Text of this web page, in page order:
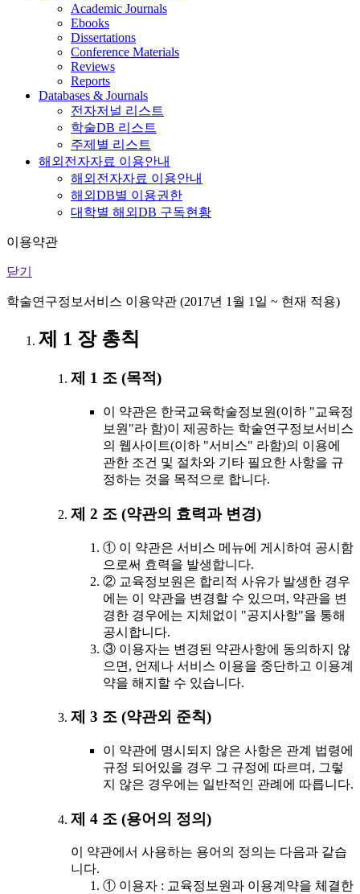
Academic Journals
Ebooks
Dissertations
Conference Materials
Reviews
Reports
Databases & Journals
전자저널 리스트
학술DB 리스트
주제별 리스트
해외전자자료 이용안내
해외전자자료 이용안내
해외DB별 이용권한
대학별 해외DB 구독현황
이용약관
닫기
학술연구정보서비스 이용약관 (2017년 1월 1일 ~ 현재 적용)
제 1 장 총칙
제 1 조 (목적)
이 약관은 한국교육학술정보원(이하 "교육정
보원"라 함)이 제공하는 학술연구정보서비스
의 웹사이트(이하 "서비스" 라함)의 이용에
관한 조건 및 절차와 기타 필요한 사항을 규
정하는 것을 목적으로 합니다.
제 2 조 (약관의 효력과 변경)
① 이 약관은 서비스 메뉴에 게시하여 공시함
으로써 효력을 발생합니다.
② 교육정보원은 합리적 사유가 발생한 경우
에는 이 약관을 변경할 수 있으며, 약관을 변
경한 경우에는 지체없이 "공지사항"을 통해
공시합니다.
③ 이용자는 변경된 약관사항에 동의하지 않
으면, 언제나 서비스 이용을 중단하고 이용계
약을 해지할 수 있습니다.
제 3 조 (약관외 준칙)
이 약관에 명시되지 않은 사항은 관계 법령에
규정 되어있을 경우 그 규정에 따르며, 그렇
지 않은 경우에는 일반적인 관례에 따릅니다.
제 4 조 (용어의 정의)
이 약관에서 사용하는 용어의 정의는 다음과 같습
니다.
① 이용자 : 교육정보원과 이용계약을 체결한